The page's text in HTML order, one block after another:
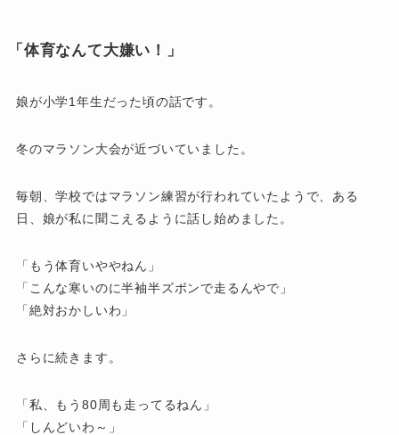
「体育なんて大嫌い！」
娘が小学1年生だった頃の話です。
冬のマラソン大会が近づいていました。
毎朝、学校ではマラソン練習が行われていたようで、ある
日、娘が私に聞こえるように話し始めました。
「もう体育いややねん」
「こんな寒いのに半袖半ズボンで走るんやで」
「絶対おかしいわ」
さらに続きます。
「私、もう80周も走ってるねん」
「しんどいわ～」